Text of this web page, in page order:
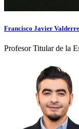
Francisco Javier
Profesor Titular de la